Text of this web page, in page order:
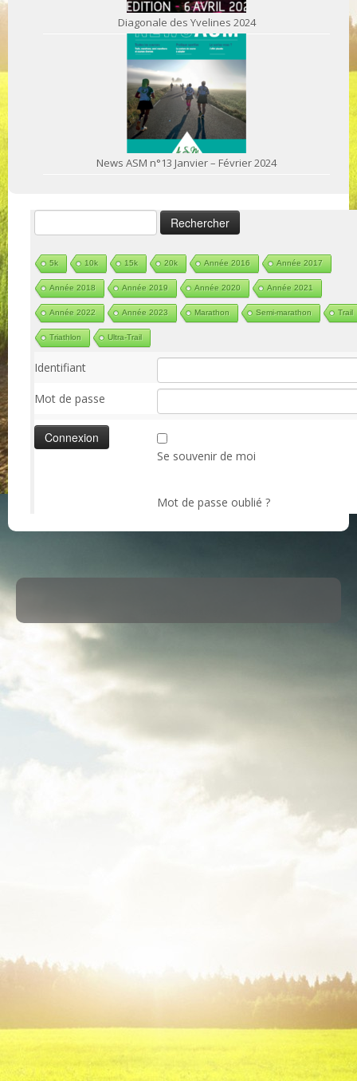
Diagonale des Yvelines 2024
News ASM n°13 Janvier – Février 2024
Rechercher :
5k 10k 15k 20k Année 2016 Année 2017
Année 2018 Année 2019 Année 2020 Année 2021
Année 2022 Année 2023 Marathon Semi-marathon Trail
Triathlon Ultra-Trail
Identifiant
Mot de passe
Se souvenir de moi
Mot de passe oublié ?